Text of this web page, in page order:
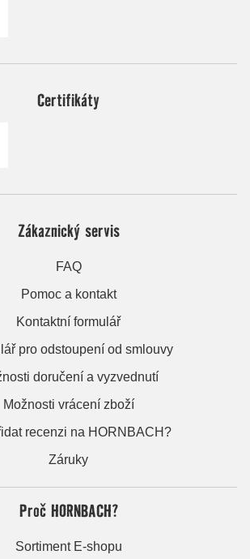
Certifikáty
Zákaznický servis
FAQ
Pomoc a kontakt
Kontaktní formulář
pro odstoupení od smlouvy
doručení a vyzvednutí
Možnosti vrácení zboží
recenzi na HORNBACH?
Záruky
Proč HORNBACH?
Sortiment E-shopu